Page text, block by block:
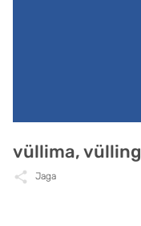
vüllima, vülling
Jaga